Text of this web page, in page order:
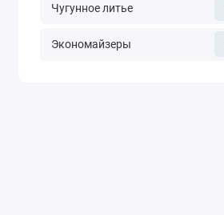
Чугунное литье
Экономайзеры